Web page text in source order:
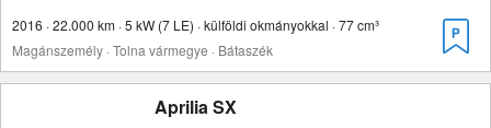
2016 · 22.000 km · 5 kW (7 LE) · külföldi okmányokkal · 77 cm³
Magánszemély · Tolna vármegye · Bátaszék
Aprilia SX